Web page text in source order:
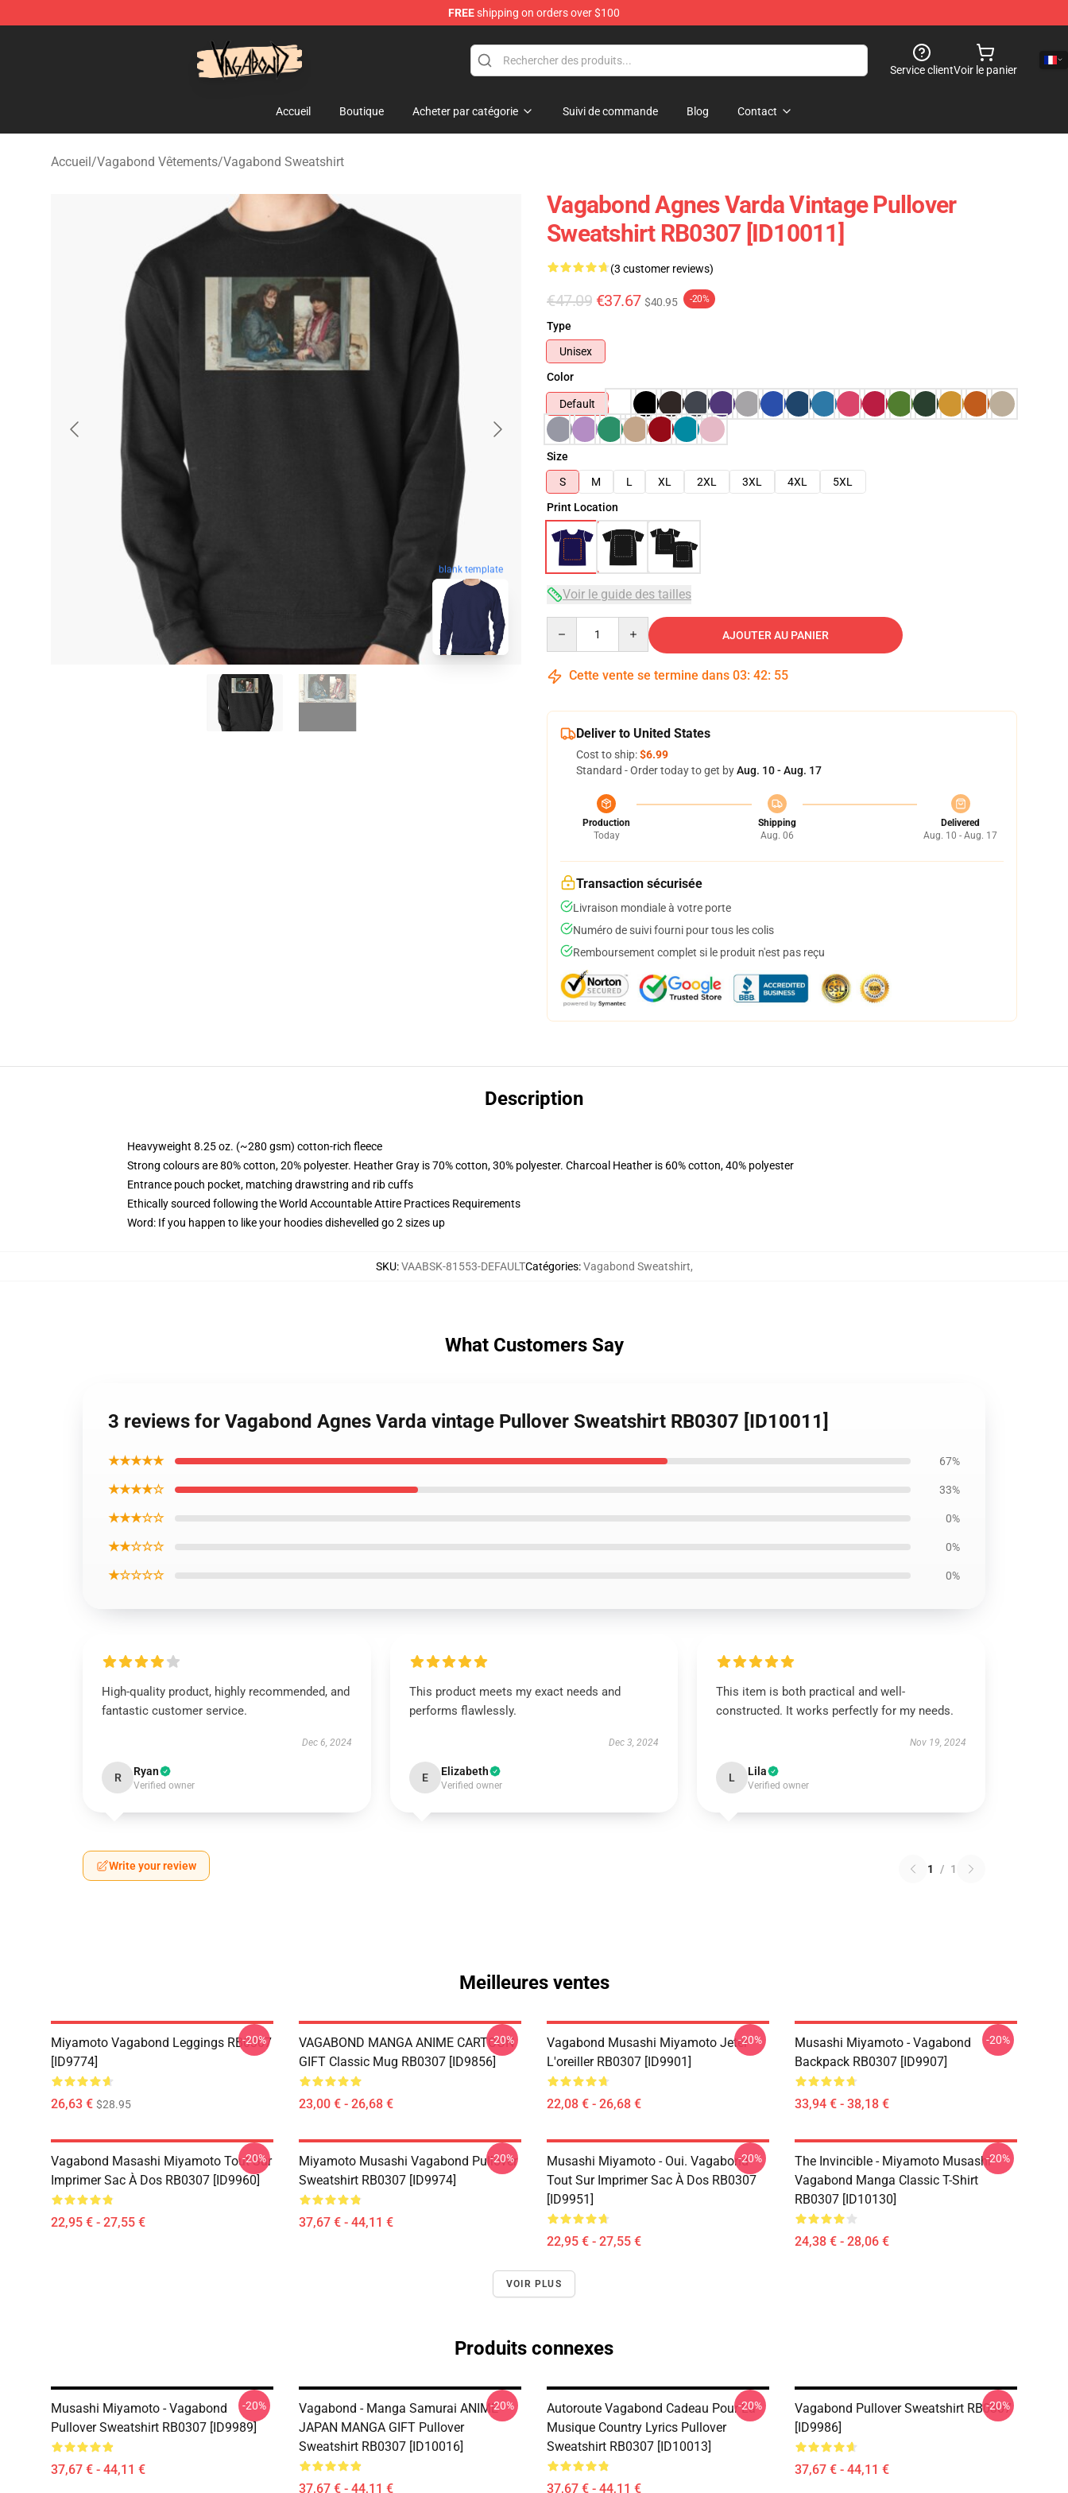
FREEshipping on orders over $100
Service clientVoir le panier
Accueil Boutique Acheter par catégorie Suivi de commande Blog Contact
Accueil/Vagabond Vêtements/Vagabond Sweatshirt
blank template
Vagabond Agnes Varda Vintage Pullover
Sweatshirt RB0307 [ID10011]
(3 customer reviews)
€47.09 €37.67 $40.95 -20%
Type
Unisex
Color
Default
Size
S
M L XL 2XL 3XL 4XL
5XL
Print Location
Voir le guide des tailles
AJOUTER AU PANIER
Cette vente se termine dans 03: 42: 54
Deliver to United States
Cost to ship:$6.99
Standard - Order today to get byAug. 10 - Aug. 17
Production
Today
Shipping
Aug. 06
Delivered
Aug. 10 - Aug. 17
Transaction sécurisée
Livraison mondiale à votre porte
Numéro de suivi fourni pour tous les colis
Remboursement complet si le produit n'est pas reçu
Description
Heavyweight 8.25 oz. (~280 gsm) cotton-rich fleece
Strong colours are 80% cotton, 20% polyester. Heather Gray is 70% cotton, 30% polyester. Charcoal Heather is 60% cotton, 40% polyester
Entrance pouch pocket, matching drawstring and rib cuffs
Ethically sourced following the World Accountable Attire Practices Requirements
Word: If you happen to like your hoodies dishevelled go 2 sizes up
SKU:VAABSK-81553-DEFAULTCatégories:Vagabond Sweatshirt,
What Customers Say
3 reviews for Vagabond Agnes Varda vintage Pullover Sweatshirt RB0307 [ID10011]
★★★★★ 67%
★★★★☆ 33%
★★★☆☆ 0%
★★☆☆☆ 0%
★☆☆☆☆ 0%
High-quality product, highly recommended, and
fantastic customer service.
Dec 6, 2024
R Ryan
Verified owner
This product meets my exact needs and
performs flawlessly.
Dec 3, 2024
E Elizabeth
Verified owner
This item is both practical and well-
constructed. It works perfectly for my needs.
Nov 19, 2024
L Lila
Verified owner
Write your review 1 / 1
Meilleures ventes
Miyamoto Vagabond Leggings RB0307
[ID9774]
26,63 € $28.95
-20%
VAGABOND MANGA ANIME CARTOON
GIFT Classic Mug RB0307 [ID9856]
23,00 € - 26,68 €
-20%
Vagabond Musashi Miyamoto Jeter
L'oreiller RB0307 [ID9901]
22,08 € - 26,68 €
-20%
Musashi Miyamoto - Vagabond
Backpack RB0307 [ID9907]
33,94 € - 38,18 €
-20%
Vagabond Masashi Miyamoto Tout Sur
Imprimer Sac À Dos RB0307 [ID9960]
22,95 € - 27,55 €
-20%
Miyamoto Musashi Vagabond Pullover
Sweatshirt RB0307 [ID9974]
37,67 € - 44,11 €
-20%
Musashi Miyamoto - Oui. Vagabond
Tout Sur Imprimer Sac À Dos RB0307
[ID9951]
22,95 € - 27,55 €
-20%
The Invincible - Miyamoto Musashi
Vagabond Manga Classic T-Shirt
RB0307 [ID10130]
24,38 € - 28,06 €
-20%
VOIR PLUS
Produits connexes
Musashi Miyamoto - Vagabond
Pullover Sweatshirt RB0307 [ID9989]
37,67 € - 44,11 €
-20%
Vagabond - Manga Samurai ANIME
JAPAN MANGA GIFT Pullover
Sweatshirt RB0307 [ID10016]
37,67 € - 44,11 €
-20%
Autoroute Vagabond Cadeau Pour La
Musique Country Lyrics Pullover
Sweatshirt RB0307 [ID10013]
37,67 € - 44,11 €
-20%
Vagabond Pullover Sweatshirt RB0307
[ID9986]
37,67 € - 44,11 €
-20%